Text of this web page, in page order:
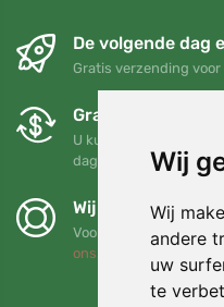
Wij
Wij
andere
uw
te
De volgende dag
Gratis verzending
Gratis ruilen en
U kunt uw bestelling
dagen retourneren of
Wij steunen
Voor elke bestelling
ons